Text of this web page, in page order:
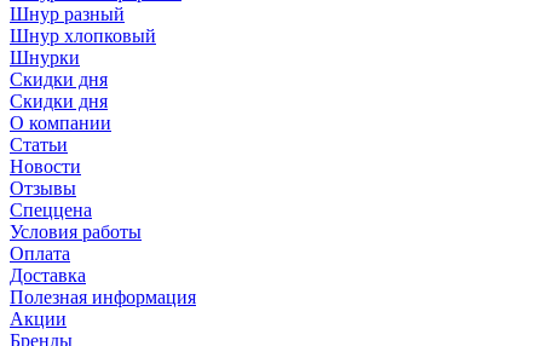
Шнур разный
Шнур хлопковый
Шнурки
Скидки дня
Скидки дня
О компании
Статьи
Новости
Отзывы
Спеццена
Условия работы
Оплата
Доставка
Полезная информация
Акции
Бренды